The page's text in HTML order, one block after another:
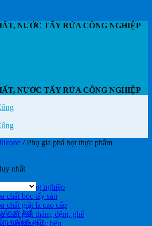
NƯỚC TẨY RỬA CÔNG NGHIỆP
NƯỚC TẨY RỬA CÔNG NGHIỆP
rửa công nghiệp
chất bóc tẩy sàn
chất giặt là cao cấp
chất giặt thảm, đệm, ghế
chất khu vực bếp
/Phụ gia phá bọt thực phẩm
nhất
xe hơi
ngành giặt